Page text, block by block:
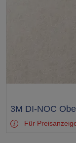
Test
3M DI-NOC
Für